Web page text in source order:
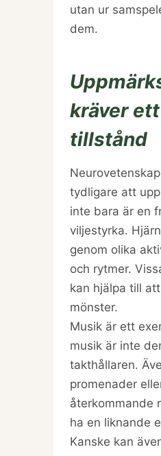
utan ur
dem.
kräver ett
tillstånd
tydligare att
inte bara är en
viljestyrka.
genom olika
och rytmer.
kan hjälpa till
mönster.
Musik är ett
musik är inte
takthållaren.
promenader
återkommande
ha en liknande
Kanske kan